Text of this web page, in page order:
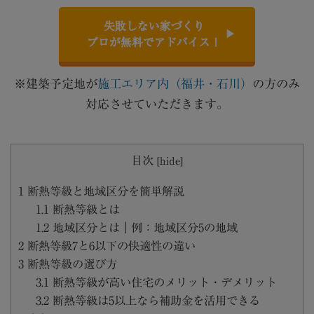
失敗しない家づくり
プロが無料でアドバイス！
※建築予定地が施工エリア内（福井・石川）
の方のみ
対応させていただきます。
目次 [hide]
1
断熱等級と地域区分を簡単解説
1.1
断熱等級とは
1.2地域区分とは｜例：地域区分5の地域
2 断熱等級7と6以下の快適性の違い
3 断熱等級の選び方
3.1
断熱等級が高い住宅のメリット・デメリット
3.2断熱等級は5以上なら補助金を活用できる